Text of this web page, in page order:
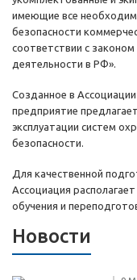
имеющие все
безопасности
соответствии с
деятельности в РФ».
Созданное в
предприятие
эксплуатации систем
безопасности.
Для качественной
Ассоциация
обучения и
Новости